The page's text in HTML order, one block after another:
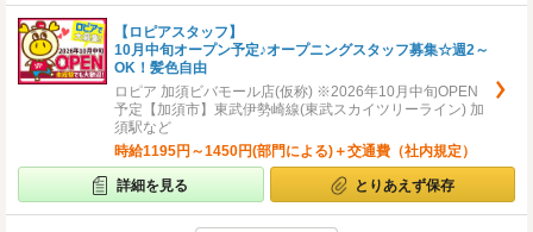
【ロピアスタッフ】
10月中旬オープン予定♪オープニングスタッフ募集☆週2～
OK！髪色自由
ロピア 加須ビバモール店(仮称) ※2026年10月中旬OPEN
予定【加須市】東武伊勢崎線(東武スカイツリーライン) 加
須駅など
時給1195円～1450円(部門による)＋交通費（社内規定）
詳細を見る とりあえず保存